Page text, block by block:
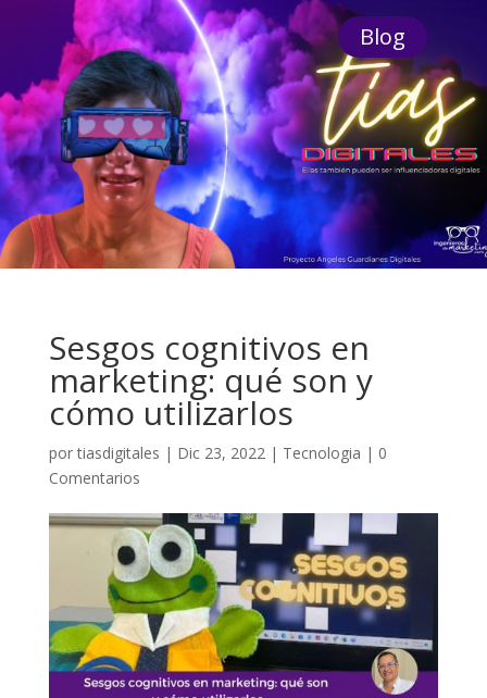
Blog
Sesgos cognitivos en
marketing: qué son y
cómo utilizarlos
portiasdigitales | Dic 23, 2022| Tecnologia | 0
Comentarios